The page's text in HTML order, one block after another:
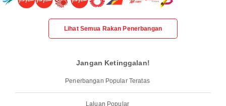
Lihat Semua Rakan Penerbangan
Jangan Ketinggalan!
Penerbangan Popular Teratas
Laluan Popular